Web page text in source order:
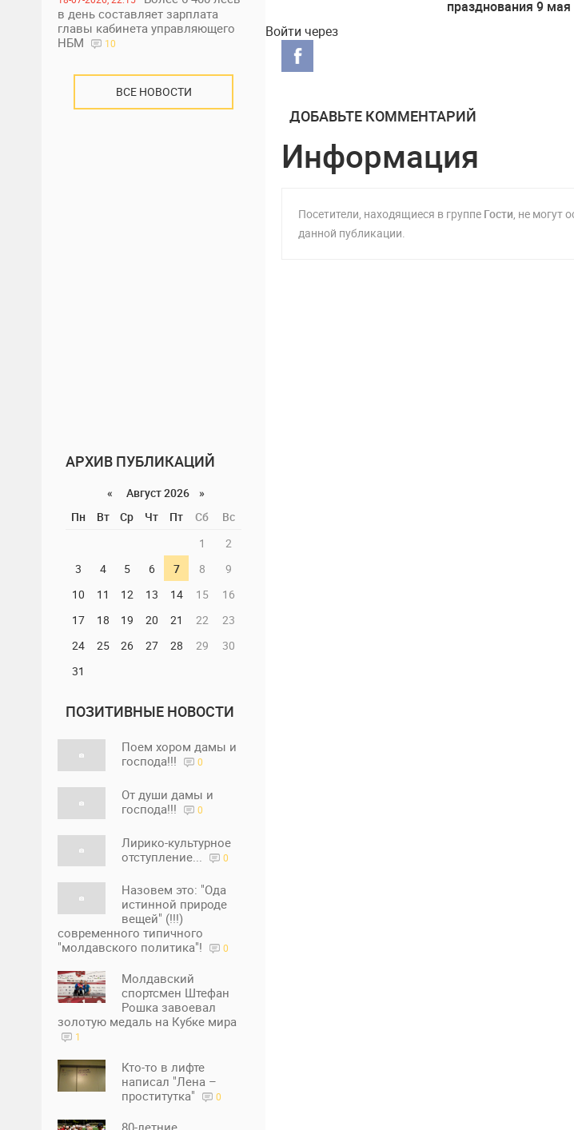
в день составляет зарплата
главы кабинета управляющего
НБМ
10
ВСЕ НОВОСТИ
АРХИВ ПУБЛИКАЦИЙ
«
Август 2026 »
Пн
Вт Ср Чт Пт Сб
Вс
1
2
3
4 5 6 7 8
9
10
11 12 13 14 15
16
17
18 19 20 21 22
23
24
25 26 27 28 29
30
31
ПОЗИТИВНЫЕ НОВОСТИ
Поем хором дамы и
господа!!!
0
От души дамы и
господа!!!
0
Лирико-культурное
отступление...
0
Назовем это: "Ода
истинной природе
вещей" (!!!)
современного типичного
"молдавского политика"!
0
Молдавский
спортсмен Штефан
Рошка завоевал
золотую медаль на Кубке мира
1
Кто-то в лифте
написал "Лена –
проститутка"
0
празднования 9 мая
Войти через
ДОБАВЬТЕ КОММЕНТАРИЙ
Информация
Посетители, находящиеся в группе Гости, не могут
данной публикации.